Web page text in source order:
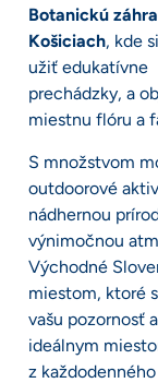
Botanickú
Košiciach, kde
užiť edukatívne
prechádzky, a
miestnu flóru a
S množstvom
outdoorové
nádhernou
výnimočnou
Východné
miestom, ktoré
vašu pozornosť
ideálnym
z